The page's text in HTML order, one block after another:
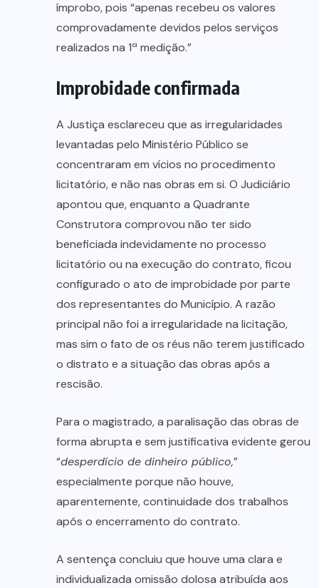
ímprobo, pois “apenas recebeu os valores
comprovadamente devidos pelos serviços
realizados na 1ª medição.”
Improbidade confirmada
A Justiça esclareceu que as irregularidades
levantadas pelo Ministério Público se
concentraram em vícios no procedimento
licitatório, e não nas obras em si. O Judiciário
apontou que, enquanto a Quadrante
Construtora comprovou não ter sido
beneficiada indevidamente no processo
licitatório ou na execução do contrato, ficou
configurado o ato de improbidade por parte
dos representantes do Município. A razão
principal não foi a irregularidade na licitação,
mas sim o fato de os réus não terem justificado
o distrato e a situação das obras após a
rescisão.
Para o magistrado, a paralisação das obras de
forma abrupta e sem justificativa evidente gerou
“desperdício de dinheiro público,”
especialmente porque não houve,
aparentemente, continuidade dos trabalhos
após o encerramento do contrato.
A sentença concluiu que houve uma clara e
individualizada omissão dolosa atribuída aos